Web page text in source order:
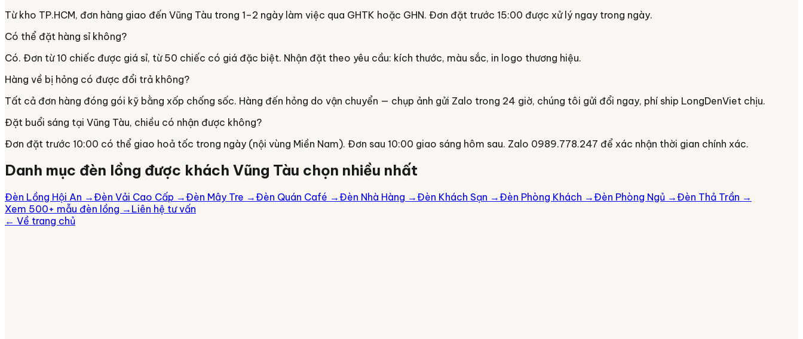
Từ kho TP.HCM, đơn hàng giao đến Vũng Tàu trong 1–2 ngày làm việc qua GHTK hoặc GHN. Đơn đặt trước 15:00 được xử lý ngay trong ngày.
Có thể đặt hàng sỉ không?
Có. Đơn từ 10 chiếc được giá sỉ, từ 50 chiếc có giá đặc biệt. Nhận đặt theo yêu cầu: kích thước, màu sắc, in logo thương hiệu.
Hàng về bị hỏng có được đổi trả không?
Tất cả đơn hàng đóng gói kỹ bằng xốp chống sốc. Hàng đến hỏng do vận chuyển — chụp ảnh gửi Zalo trong 24 giờ, chúng tôi gửi đổi ngay, phí ship LongDenViet chịu.
Đặt buổi sáng tại Vũng Tàu, chiều có nhận được không?
Đơn đặt trước 10:00 có thể giao hoả tốc trong ngày (nội vùng Miền Nam). Đơn sau 10:00 giao sáng hôm sau. Zalo 0989.778.247 để xác nhận thời gian chính xác.
Danh mục đèn lồng được khách Vũng Tàu chọn nhiều nhất
Đèn Lồng Hội An →Đèn Vải Cao Cấp →Đèn Mây Tre →Đèn Quán Café →Đèn Nhà Hàng →Đèn Khách Sạn →Đèn Phòng Khách →Đèn Phòng Ngủ →Đèn Thả Trần →
Xem 500+ mẫu đèn lồng → Liên hệ tư vấn
← Về trang chủ